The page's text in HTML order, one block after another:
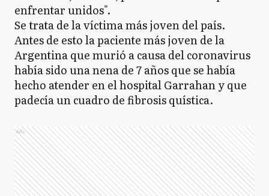
enfrentar unidos".
Se trata de la víctima más joven del país.
Antes de esto la paciente más joven de la
Argentina que murió a causa del coronavirus
había sido una nena de 7 años que se había
hecho atender en el hospital Garrahan y que
padecía un cuadro de fibrosis quística.
Ads